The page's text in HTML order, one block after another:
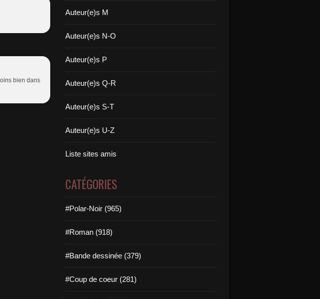
bien dans
Auteur(e)s M
Auteur(e)s N-O
Auteur(e)s P
Auteur(e)s Q-R
Auteur(e)s S-T
Auteur(e)s U-Z
Liste sites amis
CATÉGORIES
#Polar-Noir (965)
#Roman (918)
#Bande dessinée (379)
#Coup de coeur (281)